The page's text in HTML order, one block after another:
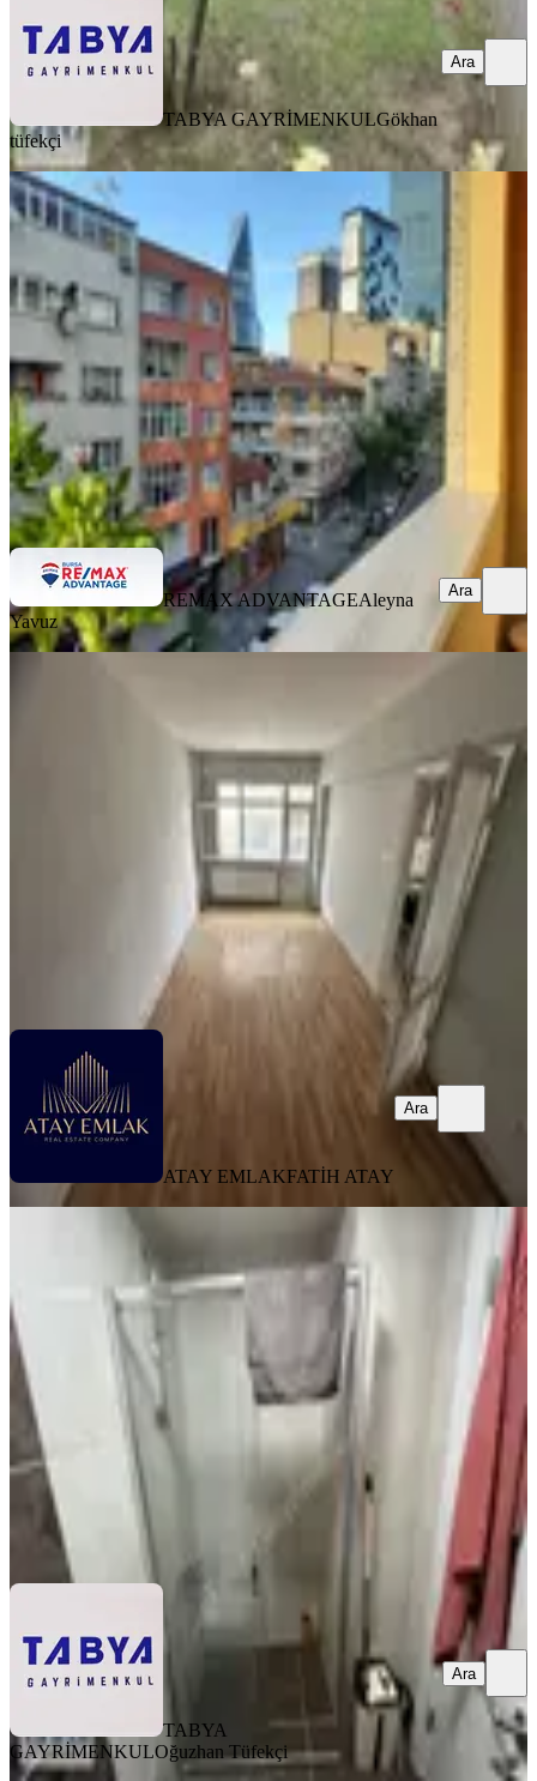
TABYA GAYRİMENKULGökhan
tüfekçi
Ara
MANZARALI
% 6
Remax'tan Cadde Üstü-çift Cephe-ara
Kat 3+1 Kiralık Daire
Kağıthane, Ortabayır Mahallesi
3+1· 130 m² · 3. Kat ·28.07.2026
59.500 ₺63.000 ₺
REMAX ADVANTAGEAleyna Yavuz
Ara
REMAX ADVANTAGEAleyna
Yavuz
Ara
Kağıthane, Ortabayır Mahallesi
75 m²·2. Kat· 23.07.2026
29.500 ₺
FATİH ATAY
ATAY EMLAKFATİH ATAY
Ara
MANZARALI
Ortabayır'da Kiralık 1+1 Eşyalı Butik
Residence
Kağıthane, Ortabayır Mahallesi
1+1
·1. Kat · 15.07.2026
TABYA GAYRİMENKUL Oğuzhan Tüfekçi
TABYA
GAYRİMENKULOğuzhan Tüfekçi
Ara